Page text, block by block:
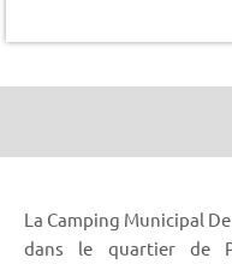
La Camping Municipal
dans le quartier de